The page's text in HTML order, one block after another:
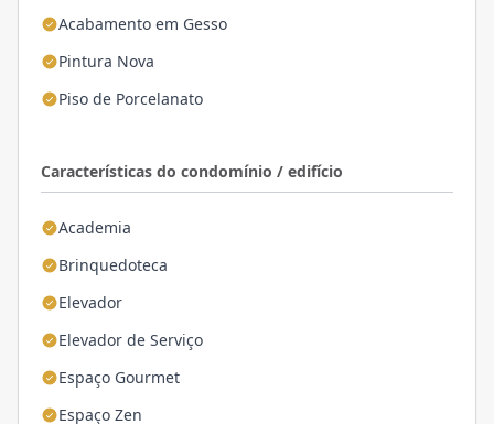
Acabamento em Gesso
Pintura Nova
Piso de Porcelanato
Características do condomínio / edifício
Academia
Brinquedoteca
Elevador
Elevador de Serviço
Espaço Gourmet
Espaço Zen